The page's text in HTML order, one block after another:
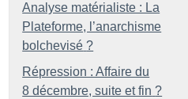
Analyse matérialiste : La
Plateforme, l’anarchisme
bolchevisé ?
Répression : Affaire du
8 décembre, suite et fin ?